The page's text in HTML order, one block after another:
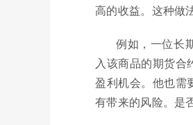
高的收益。这种做
例如，一位长
入该商品的期货合
盈利机会。他也需
有带来的风险。是